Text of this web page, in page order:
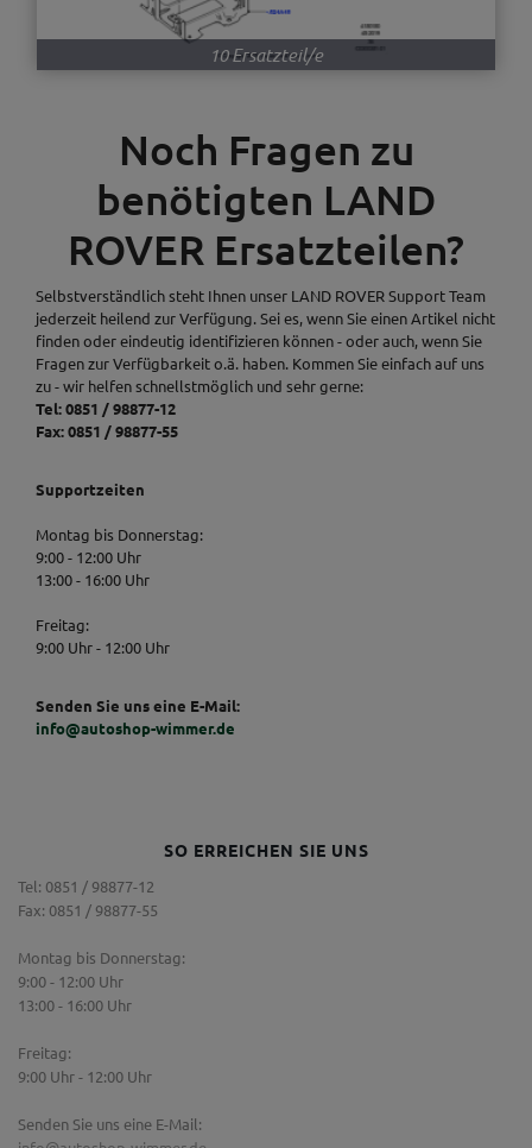
10 Ersatzteil/e
Noch Fragen zu
benötigten LAND
ROVER Ersatzteilen?
Selbstverständlich steht Ihnen unser LAND ROVER Support Team
jederzeit heilend zur Verfügung. Sei es, wenn Sie einen Artikel nicht
finden oder eindeutig identifizieren können - oder auch, wenn Sie
Fragen zur Verfügbarkeit o.ä. haben. Kommen Sie einfach auf uns
zu - wir helfen schnellstmöglich und sehr gerne:
Tel: 0851 / 98877-12
Fax: 0851 / 98877-55
Supportzeiten
Montag bis Donnerstag:
9:00 - 12:00 Uhr
13:00 - 16:00 Uhr
Freitag:
9:00 Uhr - 12:00 Uhr
Senden Sie uns eine E-Mail:
info@autoshop-wimmer.de
SO ERREICHEN SIE UNS
Tel: 0851 / 98877-12
Fax: 0851 / 98877-55
Montag bis Donnerstag:
9:00 - 12:00 Uhr
13:00 - 16:00 Uhr
Freitag:
9:00 Uhr - 12:00 Uhr
Senden Sie uns eine E-Mail: